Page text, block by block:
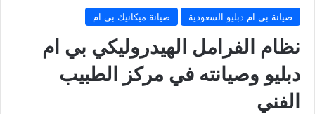
صيانة بي ام دبليو السعودية صيانة ميكانيك بي ام
نظام الفرامل الهيدروليكي بي ام
دبليو وصيانته في مركز الطبيب
الفني